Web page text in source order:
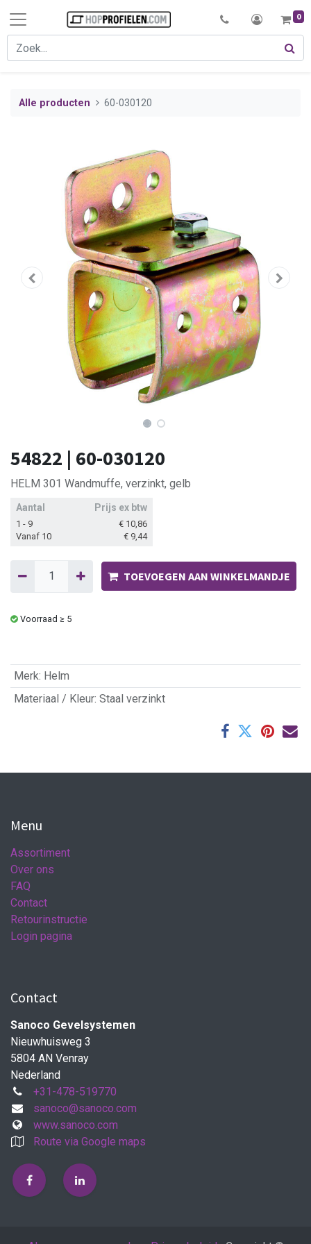
0
Alle producten 60-030120
54822 | 60-030120
HELM 301 Wandmuffe, verzinkt, gelb
Aantal Prijs ex btw
1 - 9 € 10,86
Vanaf 10
€ 9,44
TOEVOEGEN AAN WINKELMANDJE
Voorraad ≥ 5
Merk: Helm
Materiaal / Kleur: Staal verzinkt
Menu
Assortiment
Over ons
FAQ
Contact
Retourinstructie
Login pagina
Contact
Sanoco Gevelsystemen
Nieuwhuisweg 3
5804 AN Venray
Nederland
+31-478-519770
sanoco@sanoco.com
www.sanoco.com
Route via Google maps